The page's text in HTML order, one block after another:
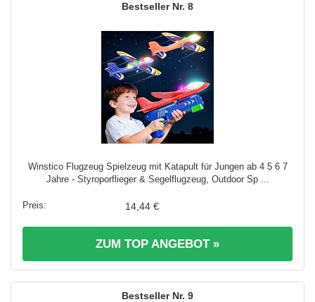
8
Winstico Flugzeug Spielzeug mit Katapult für Jungen ab 4 5 6 7
Jahre - Styroporflieger & Segelflugzeug, Outdoor Sp ...
14,44 €
ZUM TOP ANGEBOT »
9